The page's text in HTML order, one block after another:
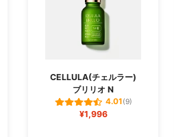
CELLULA(チェルラー)
ブリリオ N
4.01(9)
¥1,996